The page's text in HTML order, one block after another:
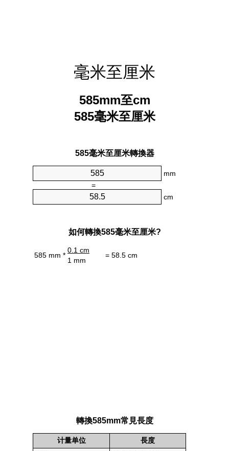
毫米至厘米
585mm至cm
585毫米至厘米
585毫米至厘米轉換器
mm
=
cm
如何轉換585毫米至厘米?
585 mm *
0.1 cm
= 58.5 cm
1 mm
轉換585mm常見長度
计量单位 長度